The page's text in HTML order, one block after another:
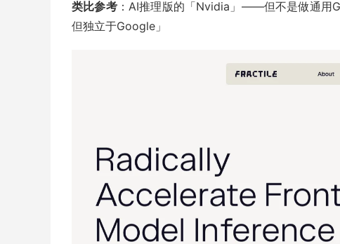
类比参考：AI推理版的「Nvidia」——但不是做通用
但独立于Google」